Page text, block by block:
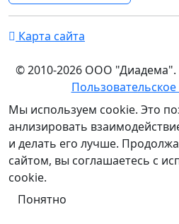
Карта сайта
© 2010-2026 ООО
Мы используем cookie. Это
анлизировать
и делать его лучше.
сайтом, вы соглашаетесь с
cookie.
Понятно